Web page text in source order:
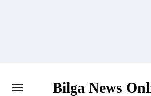
Bilga News